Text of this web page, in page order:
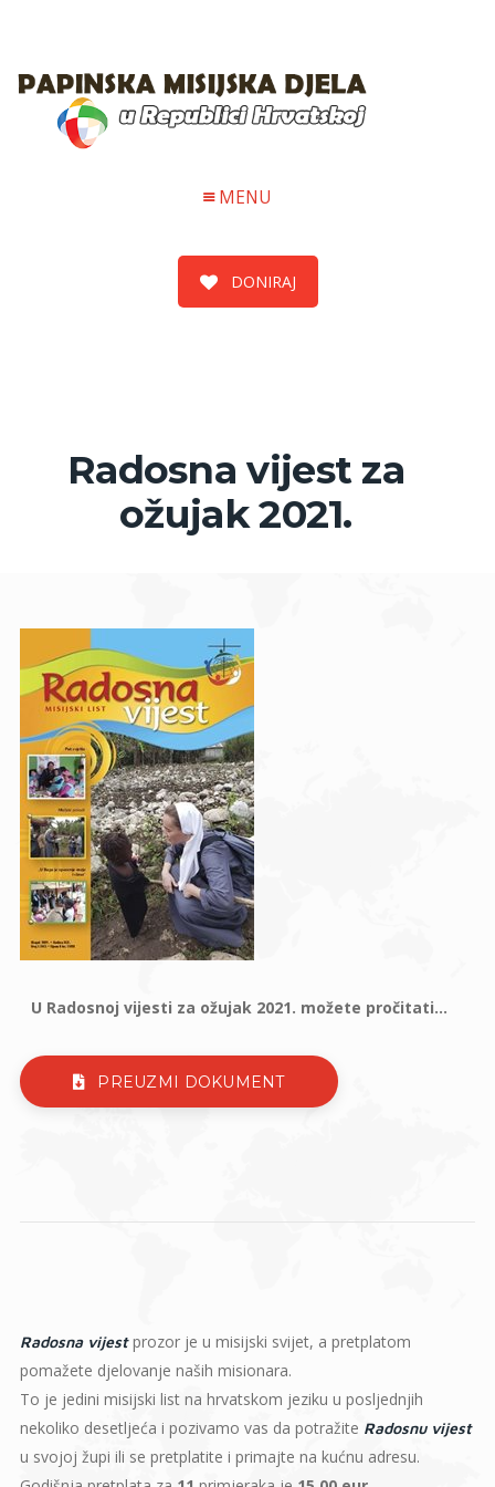
MENU
DONIRAJ
Radosna vijest za
ožujak 2021.
U Radosnoj vijesti za ožujak 2021. možete pročitati...
PREUZMI DOKUMENT
Radosna vijestprozor je u misijski svijet, a pretplatom
pomažete djelovanje naših misionara.
To je jedini misijski list na hrvatskom jeziku u posljednjih
nekoliko desetljeća i pozivamo vas da potražite Radosnu vijest
u svojoj župi ili se pretplatite i primajte na kućnu adresu.